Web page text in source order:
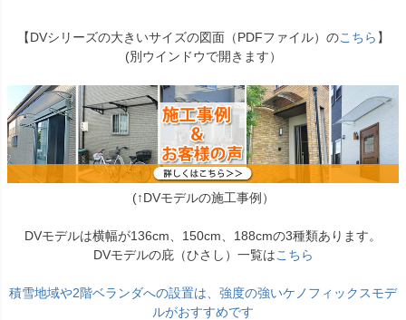
【DVシリーズの大きいサイズの図面（PDFファイル）のこちら 】
(別ウインドウで開きます）
(↑DVモデルの施工事例）
DVモデルは横幅が136cm、150cm、188cmの3種類あります。
DVモデルの庇（ひさし）一覧はこちら
積雪地域や2階ベランダへの設置は、強度の強いケノフィックスモデ
ルがおすすめです